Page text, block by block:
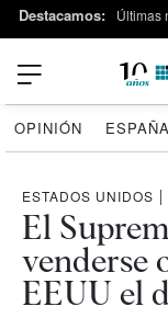
Destacamos: Últimas
OPINIÓN ESPAÑA
ESTADOS UNIDOS |
El
venderse
EEUU el